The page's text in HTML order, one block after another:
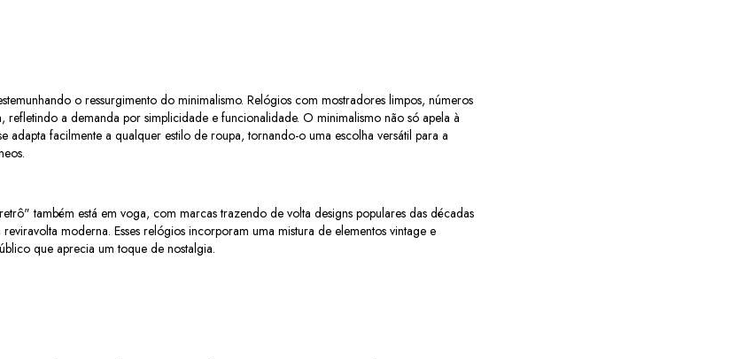
o ressurgimento do minimalismo. Relógios com mostradores limpos, números
refletindo a demanda por simplicidade e funcionalidade. O minimalismo não só apela à
adapta facilmente a qualquer estilo de roupa, tornando-o uma escolha versátil para a
também está em voga, com marcas trazendo de volta designs populares das décadas
moderna. Esses relógios incorporam uma mistura de elementos vintage e
que aprecia um toque de nostalgia.